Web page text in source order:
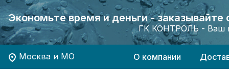
Экономьте время и деньги -
ГК КОНТРОЛЬ - Ваш
Хотите заказать поверку приборов учета?
Экономьте время и деньги -
ГК КОНТРОЛЬ - Ваш
Хотите заказать поверку приборов учета?
Москва и МО О компании